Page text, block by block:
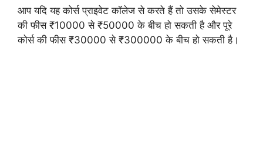
आप यदि यह कोर्स प्राइवेट कॉलेज से करते हैं तो उसके सेमेस्टर
की फीस ₹10000 से ₹50000 के बीच हो सकती है और पूरे
कोर्स की फीस ₹30000 से ₹300000 के बीच हो सकती है।